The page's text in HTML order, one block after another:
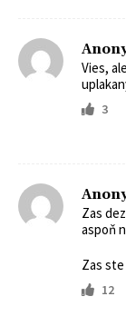
Vies,
3
Zas
aspoň
Zas
12